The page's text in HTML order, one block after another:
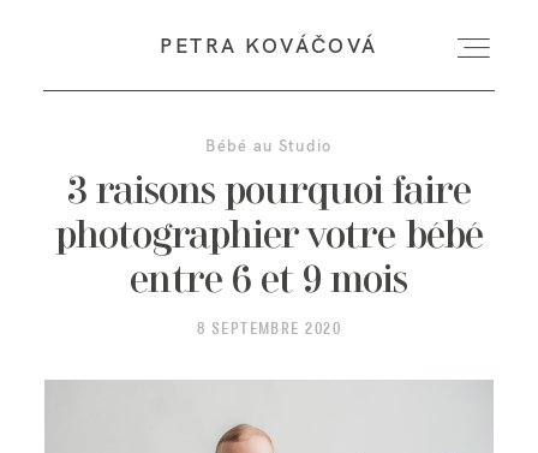
PETRA KOVÁČOVÁ
PETRA KOVÁČOVÁ
A propos
Vos Histoires
Bébé au Studio
3 raisons pourquoi faire
photographier votre bébé
entre 6 et 9 mois
8 SEPTEMBRE 2020